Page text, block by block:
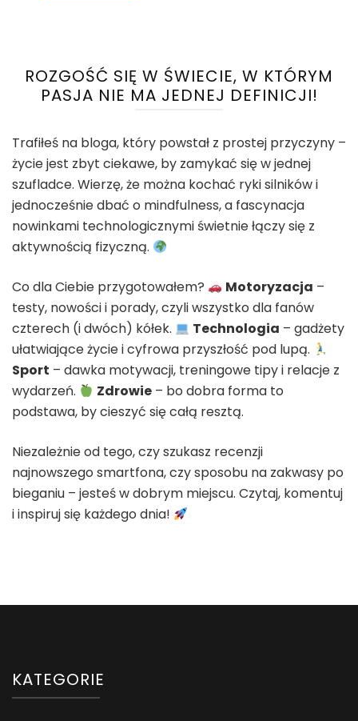
ROZGOŚĆ SIĘ W ŚWIECIE, W KTÓRYM
PASJA NIE MA JEDNEJ DEFINICJI!
Trafiłeś na bloga, który powstał z prostej przyczyny –
życie jest zbyt ciekawe, by zamykać się w jednej
szufladce. Wierzę, że można kochać ryki silników i
jednocześnie dbać o mindfulness, a fascynacja
nowinkami technologicznymi świetnie łączy się z
aktywnością fizyczną.
Co dla Ciebie przygotowałem? Motoryzacja –
testy, nowości i porady, czyli wszystko dla fanów
czterech (i dwóch) kółek.
Technologia – gadżety
ułatwiające życie i cyfrowa przyszłość pod lupą.
Sport – dawka motywacji, treningowe tipy i relacje z
wydarzeń.
Zdrowie – bo dobra forma to
podstawa, by cieszyć się całą resztą.
Niezależnie od tego, czy szukasz recenzji
najnowszego smartfona, czy sposobu na zakwasy po
bieganiu – jesteś w dobrym miejscu. Czytaj, komentuj
i inspiruj się każdego dnia!
KATEGORIE